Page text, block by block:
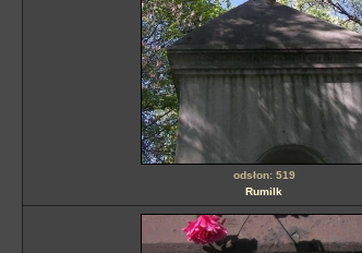
odsłon: 519
Rumilk